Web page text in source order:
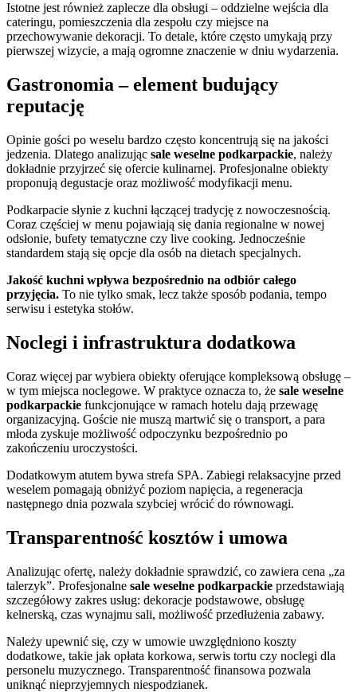
Istotne jest również zaplecze dla obsługi – oddzielne wejścia dla
cateringu, pomieszczenia dla zespołu czy miejsce na
przechowywanie dekoracji. To detale, które często umykają przy
pierwszej wizycie, a mają ogromne znaczenie w dniu wydarzenia.
Gastronomia – element budujący
reputację
Opinie gości po weselu bardzo często koncentrują się na jakości
jedzenia. Dlatego analizując sale weselne podkarpackie, należy
dokładnie przyjrzeć się ofercie kulinarnej. Profesjonalne obiekty
proponują degustacje oraz możliwość modyfikacji menu.
Podkarpacie słynie z kuchni łączącej tradycję z nowoczesnością.
Coraz częściej w menu pojawiają się dania regionalne w nowej
odsłonie, bufety tematyczne czy live cooking. Jednocześnie
standardem stają się opcje dla osób na dietach specjalnych.
Jakość kuchni wpływa bezpośrednio na odbiór całego
przyjęcia. To nie tylko smak, lecz także sposób podania, tempo
serwisu i estetyka stołów.
Noclegi i infrastruktura dodatkowa
Coraz więcej par wybiera obiekty oferujące kompleksową obsługę –
w tym miejsca noclegowe. W praktyce oznacza to, że sale weselne
podkarpackie funkcjonujące w ramach hotelu dają przewagę
organizacyjną. Goście nie muszą martwić się o transport, a para
młoda zyskuje możliwość odpoczynku bezpośrednio po
zakończeniu uroczystości.
Dodatkowym atutem bywa strefa SPA. Zabiegi relaksacyjne przed
weselem pomagają obniżyć poziom napięcia, a regeneracja
następnego dnia pozwala szybciej wrócić do równowagi.
Transparentność kosztów i umowa
Analizując ofertę, należy dokładnie sprawdzić, co zawiera cena „za
talerzyk”. Profesjonalne sale weselne podkarpackie przedstawiają
szczegółowy zakres usług: dekoracje podstawowe, obsługę
kelnerską, czas wynajmu sali, możliwość przedłużenia zabawy.
Należy upewnić się, czy w umowie uwzględniono koszty
dodatkowe, takie jak opłata korkowa, serwis tortu czy noclegi dla
personelu muzycznego. Transparentność finansowa pozwala
uniknąć nieprzyjemnych niespodzianek.